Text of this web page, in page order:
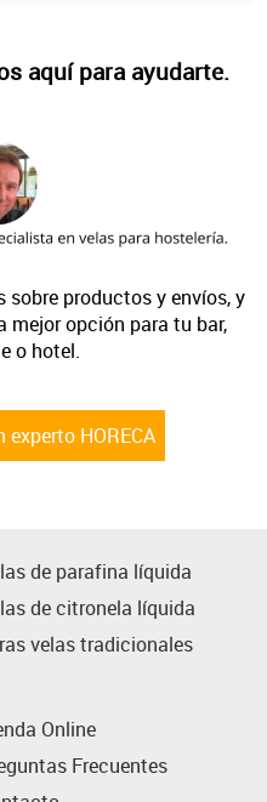
aquí para ayudarte.
sobre productos y envíos, y
mejor opción para tu bar,
o hotel.
HORECA
de parafina líquida
de citronela líquida
velas tradicionales
Online
Frecuentes